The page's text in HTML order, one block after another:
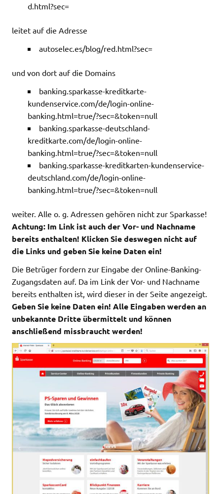
d.html?sec=
leitet auf die Adresse
autoselec.es/blog/red.html?sec=
und von dort auf die Domains
banking.sparkasse-kreditkarte-
kundenservice.com/de/login-online-
banking.html=true/?sec=&token=null
banking.sparkasse-deutschland-
kreditkarte.com/de/login-online-
banking.html=true/?sec=&token=null
banking.sparkasse-kreditkarten-kundenservice-
deutschland.com/de/login-online-
banking.html=true/?sec=&token=null
weiter. Alle o. g. Adressen gehören nicht zur Sparkasse!
Achtung: Im Link ist auch der Vor- und Nachname
bereits enthalten! Klicken Sie deswegen nicht auf
die Links und geben Sie keine Daten ein!
Die Betrüger fordern zur Eingabe der Online-Banking-
Zugangsdaten auf. Da im Link der Vor- und Nachname
bereits enthalten ist, wird dieser in der Seite angezeigt.
Geben Sie keine Daten ein! Alle Eingaben werden an
unbekannte Dritte übermittelt und können
anschließend missbraucht werden!